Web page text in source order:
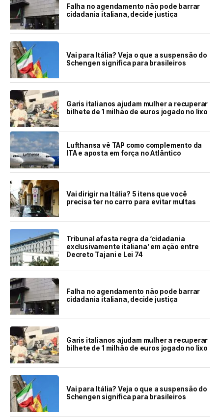
Falha no agendamento não pode barrar
cidadania italiana, decide justiça
Vai para Itália? Veja o que a suspensão do
Schengen significa para brasileiros
Garis italianos ajudam mulher a recuperar
bilhete de 1 milhão de euros jogado no lixo
Lufthansa vê TAP como complemento da
ITA e aposta em força no Atlântico
Vai dirigir na Itália? 5 itens que você
precisa ter no carro para evitar multas
Tribunal afasta regra da ‘cidadania
exclusivamente italiana’ em ação entre
Decreto Tajani e Lei 74
Falha no agendamento não pode barrar
cidadania italiana, decide justiça
Garis italianos ajudam mulher a recuperar
bilhete de 1 milhão de euros jogado no lixo
Vai para Itália? Veja o que a suspensão do
Schengen significa para brasileiros